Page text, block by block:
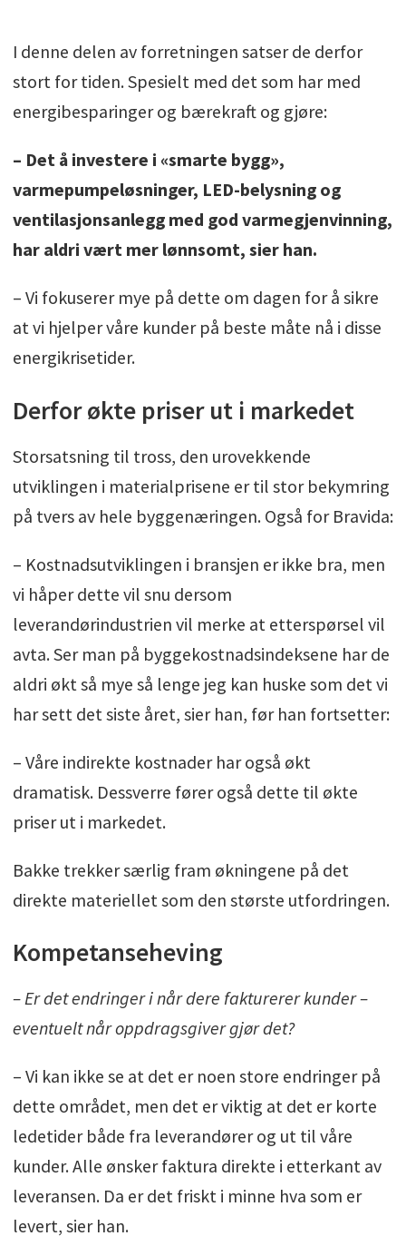
I denne delen av forretningen satser de derfor
stort for tiden. Spesielt med det som har med
energibesparinger og bærekraft og gjøre:
– Det å investere i «smarte bygg»,
varmepumpeløsninger, LED-belysning og
ventilasjonsanlegg med god varmegjenvinning,
har aldri vært mer lønnsomt, sier han.
– Vi fokuserer mye på dette om dagen for å sikre
at vi hjelper våre kunder på beste måte nå i disse
energikrisetider.
Derfor økte priser ut i markedet
Storsatsning til tross, den urovekkende
utviklingen i materialprisene er til stor bekymring
på tvers av hele byggenæringen. Også for Bravida:
– Kostnadsutviklingen i bransjen er ikke bra, men
vi håper dette vil snu dersom
leverandørindustrien vil merke at etterspørsel vil
avta. Ser man på byggekostnadsindeksene har de
aldri økt så mye så lenge jeg kan huske som det vi
har sett det siste året, sier han, før han fortsetter:
– Våre indirekte kostnader har også økt
dramatisk. Dessverre fører også dette til økte
priser ut i markedet.
Bakke trekker særlig fram økningene på det
direkte materiellet som den største utfordringen.
Kompetanseheving
– Er det endringer i når dere fakturerer kunder –
eventuelt når oppdragsgiver gjør det?
– Vi kan ikke se at det er noen store endringer på
dette området, men det er viktig at det er korte
ledetider både fra leverandører og ut til våre
kunder. Alle ønsker faktura direkte i etterkant av
leveransen. Da er det friskt i minne hva som er
levert, sier han.